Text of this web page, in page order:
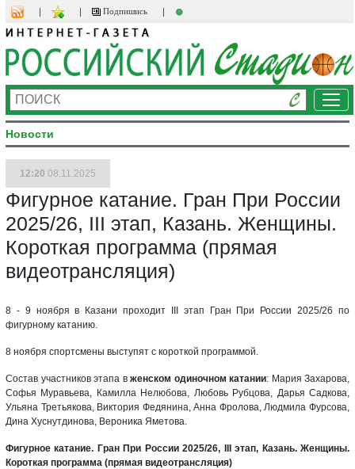
Подпишись
Новости
12:20 08.11.2025
Фигурное катание. Гран При России
2025/26, III этап, Казань. Женщины.
Короткая программа (прямая
видеотрансляция)
8 - 9 ноября в Казани проходит III этап Гран При России 2025/26 по
фигурному катанию.
8 ноября спортсмены выступят с короткой программой.
Состав участников этапа в женском одиночном катании: Мария Захарова,
Софья Муравьева, Камилла Нелюбова, Любовь Рубцова, Дарья Садкова,
Ульяна Третьякова, Виктория Федянина, Анна Фролова, Людмила Фурсова,
Дина Хуснутдинова, Вероника Яметова.
Фигурное катание. Гран При России 2025/26, III этап, Казань. Женщины.
Короткая программа (прямая видеотрансляция)